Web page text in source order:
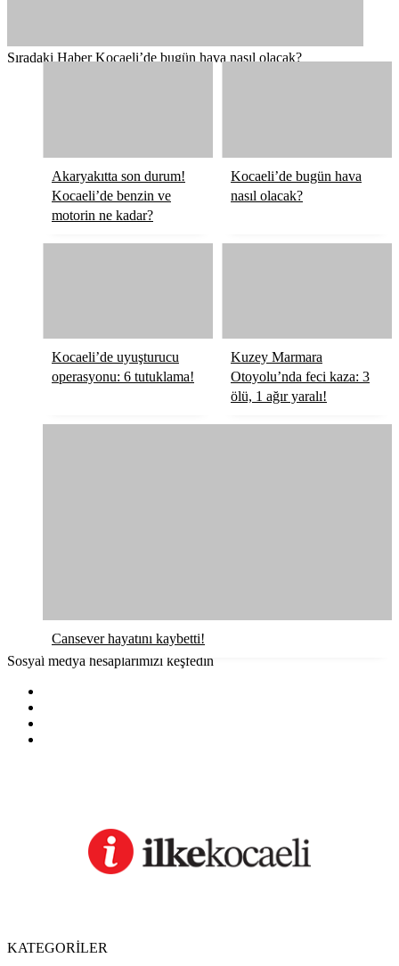
Sıradaki Haber Kocaeli’de bugün hava nasıl olacak?
Akaryakıtta son durum!
Kocaeli’de benzin ve
motorin ne kadar?
Kocaeli’de bugün hava
nasıl olacak?
Kocaeli’de uyuşturucu
operasyonu: 6 tutuklama!
Kuzey Marmara
Otoyolu’nda feci kaza: 3
ölü, 1 ağır yaralı!
Cansever hayatını kaybetti!
Sosyal medya hesaplarımızı keşfedin
KATEGORİLER